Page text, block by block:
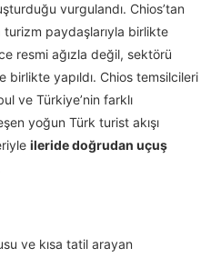
vurgulandı. Chios’tan
paydaşlarıyla birlikte
resmi ağızla değil, sektörü
yapıldı. Chios temsilcileri
ve Türkiye’nin farklı
yoğun Türk turist akışı
ileride doğrudan uçuş
ve kısa tatil arayan